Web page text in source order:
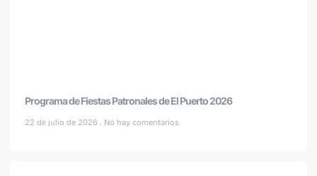
Programa de Fiestas Patronales de El Puerto 2026
22 de julio de 2026 No hay comentarios